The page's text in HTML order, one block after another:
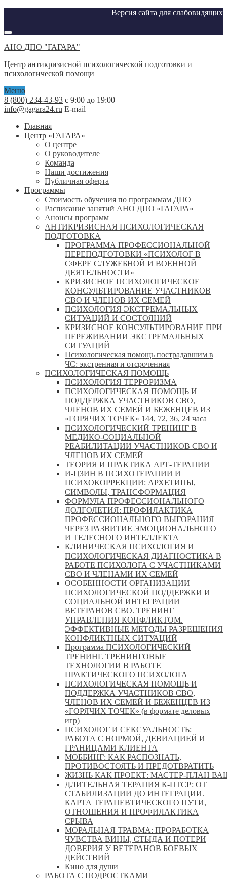
Версия сайта для слабовидящих
АНО ДПО "ГАГАРА"
Центр антикризисной психологической подготовки и
психологической помощи
Меню
8 (800) 234-43-93 с 9:00 до 19:00
info@gagara24.ru E-mail
Главная
Центр «ГАГАРА»
О центре
О руководителе
Команда
Наши достижения
Публичная оферта
Программы
Стоимость обучения по программам ДПО
Расписание занятий АНО ДПО «ГАГАРА»
Анонсы программ
АНТИКРИЗИСНАЯ ПСИХОЛОГИЧЕСКАЯ
ПОДГОТОВКА
ПРОГРАММА ПРОФЕССИОНАЛЬНОЙ
ПЕРЕПОДГОТОВКИ «ПСИХОЛОГ В
СФЕРЕ СЛУЖЕБНОЙ И ВОЕННОЙ
ДЕЯТЕЛЬНОСТИ»
КРИЗИСНОЕ ПСИХОЛОГИЧЕСКОЕ
КОНСУЛЬТИРОВАНИЕ УЧАСТНИКОВ
СВО И ЧЛЕНОВ ИХ СЕМЕЙ
ПСИХОЛОГИЯ ЭКСТРЕМАЛЬНЫХ
СИТУАЦИЙ И СОСТОЯНИЙ
КРИЗИСНОЕ КОНСУЛЬТИРОВАНИЕ ПРИ
ПЕРЕЖИВАНИИ ЭКСТРЕМАЛЬНЫХ
СИТУАЦИЙ
Психологическая помощь пострадавшим в
ЧС: экстренная и отсроченная
ПСИХОЛОГИЧЕСКАЯ ПОМОЩЬ
ПСИХОЛОГИЯ ТЕРРОРИЗМА
ПСИХОЛОГИЧЕСКАЯ ПОМОЩЬ И
ПОДДЕРЖКА УЧАСТНИКОВ СВО,
ЧЛЕНОВ ИХ СЕМЕЙ И БЕЖЕНЦЕВ ИЗ
«ГОРЯЧИХ ТОЧЕК» 144, 72, 36, 24 часа
ПСИХОЛОГИЧЕСКИЙ ТРЕНИНГ В
МЕДИКО-СОЦИАЛЬНОЙ
РЕАБИЛИТАЦИИ УЧАСТНИКОВ СВО И
ЧЛЕНОВ ИХ СЕМЕЙ
ТЕОРИЯ И ПРАКТИКА АРТ-ТЕРАПИИ
И-ЦЗИН В ПСИХОТЕРАПИИ И
ПСИХОКОРРЕКЦИИ: АРХЕТИПЫ,
СИМВОЛЫ, ТРАНСФОРМАЦИЯ
ФОРМУЛА ПРОФЕССИОНАЛЬНОГО
ДОЛГОЛЕТИЯ: ПРОФИЛАКТИКА
ПРОФЕССИОНАЛЬНОГО ВЫГОРАНИЯ
ЧЕРЕЗ РАЗВИТИЕ ЭМОЦИОНАЛЬНОГО
И ТЕЛЕСНОГО ИНТЕЛЛЕКТА
КЛИНИЧЕСКАЯ ПСИХОЛОГИЯ И
ПСИХОЛОГИЧЕСКАЯ ДИАГНОСТИКА В
РАБОТЕ ПСИХОЛОГА С УЧАСТНИКАМИ
СВО И ЧЛЕНАМИ ИХ СЕМЕЙ
ОСОБЕННОСТИ ОРГАНИЗАЦИИ
ПСИХОЛОГИЧЕСКОЙ ПОДДЕРЖКИ И
СОЦИАЛЬНОЙ ИНТЕГРАЦИИ
ВЕТЕРАНОВ СВО. ТРЕНИНГ
УПРАВЛЕНИЯ КОНФЛИКТОМ.
ЭФФЕКТИВНЫЕ МЕТОДЫ РАЗРЕШЕНИЯ
КОНФЛИКТНЫХ СИТУАЦИЙ
Программа ПСИХОЛОГИЧЕСКИЙ
ТРЕНИНГ. ТРЕНИНГОВЫЕ
ТЕХНОЛОГИИ В РАБОТЕ
ПРАКТИЧЕСКОГО ПСИХОЛОГА
ПСИХОЛОГИЧЕСКАЯ ПОМОЩЬ И
ПОДДЕРЖКА УЧАСТНИКОВ СВО,
ЧЛЕНОВ ИХ СЕМЕЙ И БЕЖЕНЦЕВ ИЗ
«ГОРЯЧИХ ТОЧЕК» (в формате деловых
игр)
ПСИХОЛОГ И СЕКСУАЛЬНОСТЬ:
РАБОТА С НОРМОЙ, ДЕВИАЦИЕЙ И
ГРАНИЦАМИ КЛИЕНТА
МОББИНГ: КАК РАСПОЗНАТЬ,
ПРОТИВОСТОЯТЬ И ПРЕДОТВРАТИТЬ
ЖИЗНЬ КАК ПРОЕКТ: МАСТЕР‑ПЛАН
ДЛИТЕЛЬНАЯ ТЕРАПИЯ К-ПТСР: ОТ
СТАБИЛИЗАЦИИ ДО ИНТЕГРАЦИИ.
КАРТА ТЕРАПЕВТИЧЕСКОГО ПУТИ,
ОТНОШЕНИЯ И ПРОФИЛАКТИКА
СРЫВА
МОРАЛЬНАЯ ТРАВМА: ПРОРАБОТКА
ЧУВСТВА ВИНЫ, СТЫДА И ПОТЕРИ
ДОВЕРИЯ У ВЕТЕРАНОВ БОЕВЫХ
ДЕЙСТВИЙ
Кино для души
РАБОТА С ПОДРОСТКАМИ